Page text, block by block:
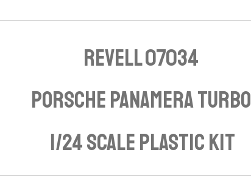
Revell 07034
Porsche Panamera Turbo
1/24 Scale Plastic Kit